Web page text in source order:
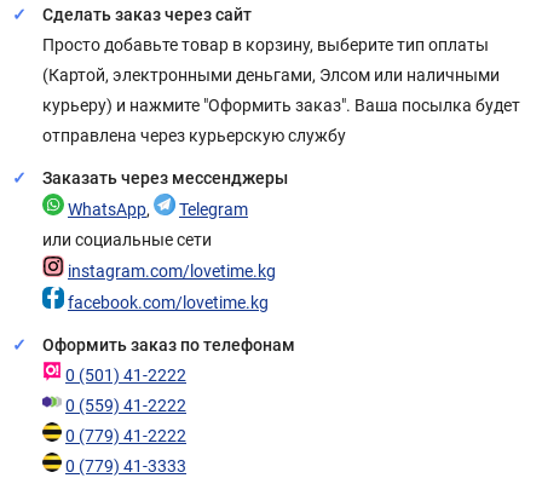
Сделать заказ через сайт
Просто добавьте товар в корзину, выберите тип оплаты
(Картой, электронными деньгами, Элсом или наличными
курьеру) и нажмите "Оформить заказ". Ваша посылка будет
отправлена через курьерскую службу
Заказать через мессенджеры
WhatsApp,
Telegram
или социальные сети
instagram.com/lovetime.kg
facebook.com/lovetime.kg
Оформить заказ по телефонам
0 (501) 41-2222
0 (559) 41-2222
0 (779) 41-2222
0 (779) 41-3333